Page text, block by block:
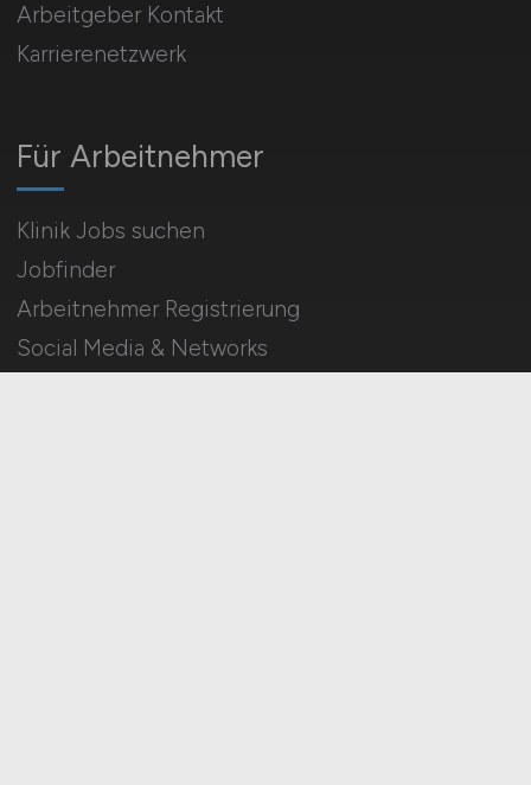
Für Arbeitnehmer
Klinik Jobs suchen
Jobfinder
Arbeitnehmer Registrierung
Social Media & Networks
Arbeitgeber Kontakt
Karrierenetzwerk